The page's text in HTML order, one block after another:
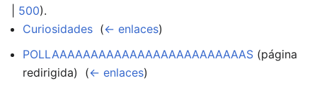
500).
Curiosidades (← enlaces)
POLLAAAAAAAAAAAAAAAAAAAAAAAAAS (página
redirigida) ‎ (← enlaces)